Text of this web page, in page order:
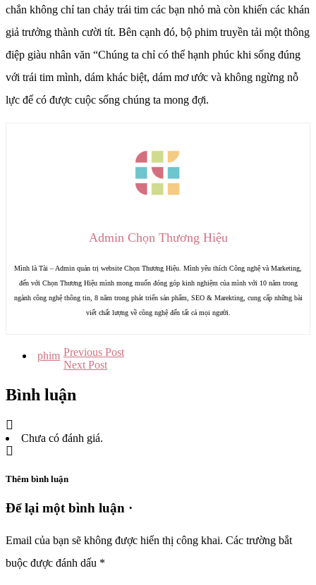
chắn không chỉ tan chảy trái tim các bạn nhỏ mà còn khiến các khán
giả trưởng thành cười tít. Bên cạnh đó, bộ phim truyền tải một thông
điệp giàu nhân văn “Chúng ta chỉ có thể hạnh phúc khi sống đúng
với trái tim mình, dám khác biệt, dám mơ ước và không ngừng nỗ
lực để có được cuộc sống chúng ta mong đợi.
Admin Chọn Thương Hiệu
Mình là Tài – Admin quản trị website Chọn Thương Hiệu. Mình yêu thích Công nghệ và Marketing,
đến với Chọn Thương Hiệu mình mong muốn đóng góp kinh nghiệm của mình với 10 năm trong
ngành công nghệ thông tin, 8 năm trong phát triển sản phẩm, SEO & Marekting, cung cấp những bài
viết chất lượng về công nghệ đến tất cả mọi người.
phim Previous Post
Next Post
Bình luận
Chưa có đánh giá.
Thêm bình luận
Để lại một bình luận ·
Email của bạn sẽ không được hiển thị công khai. Các trường bắt
buộc được đánh dấu *